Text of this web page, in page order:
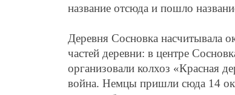
название отсюда и пошло
Деревня Сосновка насчитывала
частей деревни: в центре
организовали колхоз «Красная
война. Немцы пришли сюда 14